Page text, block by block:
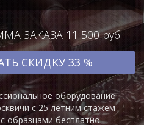
ЗАКАЗА 11 500 руб.
СКИДКУ 33 %
оборудование
с 25 летним стажем
образцами бесплатно